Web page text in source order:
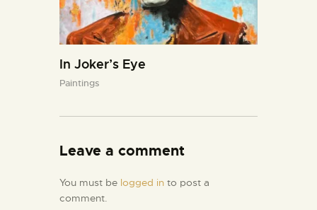
In Joker’s Eye
Paintings
Leave a comment
You must be logged in to post a
comment.